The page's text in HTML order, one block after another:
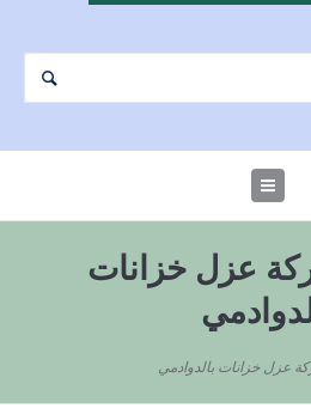
عزل خزانات
عزل خزانات بالدوادمي